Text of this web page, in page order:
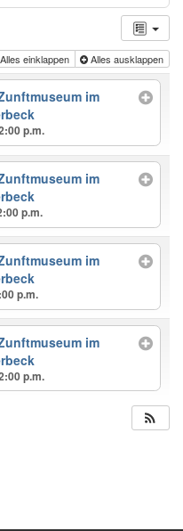
einklappen Alles ausklappen
im
p.m.
im
p.m.
im
p.m.
im
p.m.